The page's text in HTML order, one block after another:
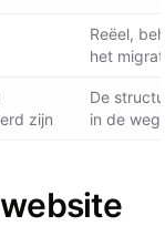
Reëel,
het
zijn
De
in de weg